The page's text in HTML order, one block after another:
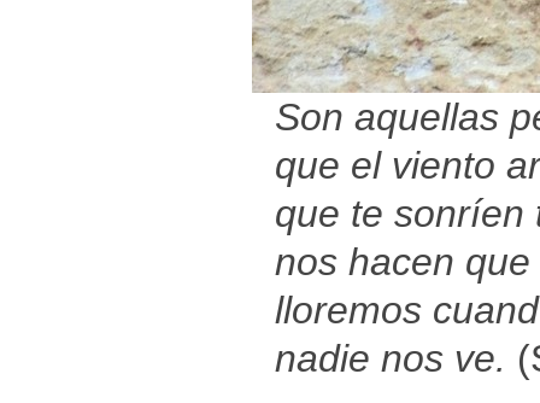
Son aquellas
que el viento
que te sonríen
nos hacen que
lloremos
nadie nos ve.